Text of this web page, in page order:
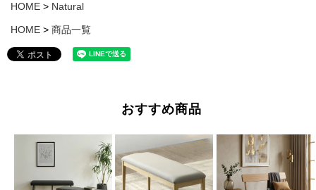
HOME Natural
HOME 商品一覧
おすすめ商品